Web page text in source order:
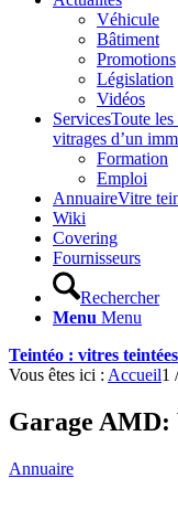
Véhicule
Bâtiment
Promotions
Législation
Vidéos
ServicesToute
vitrages d’un
Formation
Emploi
AnnuaireVitre
Wiki
Covering
Fournisseurs
Rechercher
Menu Menu
Teintéo : vitres
Vous êtes ici : Accueil1 /
Garage AMD:
Annuaire